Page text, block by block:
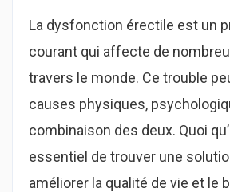
La dysfonction érectile est un
courant qui affecte de
travers le monde. Ce trouble
causes physiques,
combinaison des deux. Quoi
essentiel de trouver une
améliorer la qualité de vie et le